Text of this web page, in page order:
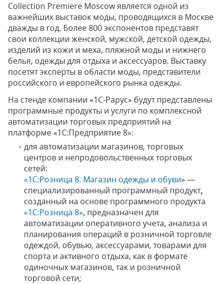
Collection Premiere Moscow является одной из
важнейших выставок моды, проводящихся в Москве
дважды в год. Более 800 экспонентов представят
свои коллекции женской, мужской, детской одежды,
изделий из кожи и меха, пляжной моды и нижнего
белья, одежды для отдыха и аксессуаров. Выставку
посетят эксперты в области моды, представители
российского и европейского рынка одежды.
На стенде компании «1С-Рарус» будут представлены
программные продукты и услуги по комплексной
автоматизации торговых предприятий на
платформе «1С:Предприятие 8»:
для автоматизации магазинов, торговых
центров и непродовольственных торговых
сетей:
«1C:Розница 8. Магазин одежды и обуви» —
специализированный программный продукт,
созданный на основе программного продукта
«1С:Розница 8», предназначен для
автоматизации оперативного учета, анализа и
планирования операций в розничной торговле
одеждой, обувью, аксессуарами, товарами для
спорта и активного отдыха, как в формате
одиночных магазинов, так и розничной
торговой сети;